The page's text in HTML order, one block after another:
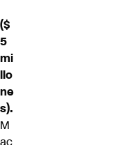
($
5
mi
llo
ne
s).
M
ac